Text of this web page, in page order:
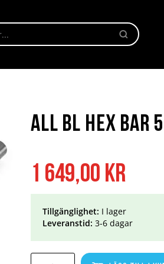
Sök
1 649,00 kr
Tillgänglighet: I lager
Leveranstid: 3-6 dagar
All BL Hex Bar